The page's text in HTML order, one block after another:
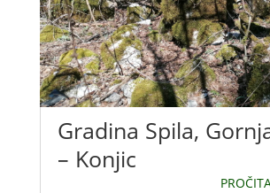
Gradina Spila,
– Konjic